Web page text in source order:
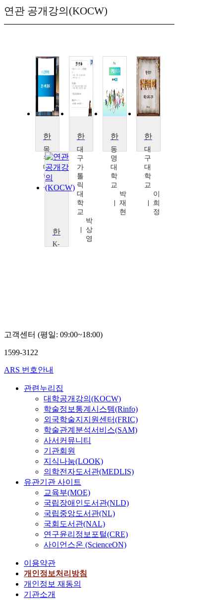
연관 공개강의(KOCW)
목
원
대
학
교
한국문학사상의 깊이와 넓이
대
구
가
톨
릭
대
학
교
박
상
영
한국문학의 철학적 이해
동
명
대
학
교
박
재
현
한국문학의 이해
대
구
대
학
교
이
희
정
K-
염
고객센터 (평일: 09:00~18:00)
1599-3122
ARS 번호안내
관련누리집
대학공개강의(KOCW)
학술정보통계시스템(Rinfo)
외국학술지지원센터(FRIC)
학술관계분석서비스(SAM)
사서커뮤니티
기관회원
지식나눔(LOOK)
의학전자도서관(MEDLIS)
유관기관 사이트
교육부(MOE)
국립장애인도서관(NLD)
국립중앙도서관(NL)
국회도서관(NAL)
연구윤리정보포털(CRE)
사이언스온 (ScienceON)
이용약관
개인정보처리방침
개인정보 재동의
기관소개